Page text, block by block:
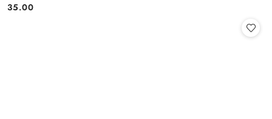
Cena:
35.00